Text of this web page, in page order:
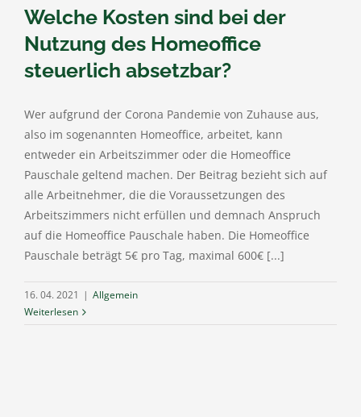
Welche Kosten sind bei der
Nutzung des Homeoffice
steuerlich absetzbar?
Wer aufgrund der Corona Pandemie von Zuhause aus,
also im sogenannten Homeoffice, arbeitet, kann
entweder ein Arbeitszimmer oder die Homeoffice
Pauschale geltend machen. Der Beitrag bezieht sich auf
alle Arbeitnehmer, die die Voraussetzungen des
Arbeitszimmers nicht erfüllen und demnach Anspruch
auf die Homeoffice Pauschale haben. Die Homeoffice
Pauschale beträgt 5€ pro Tag, maximal 600€ [...]
16. 04. 2021 | Allgemein
Weiterlesen